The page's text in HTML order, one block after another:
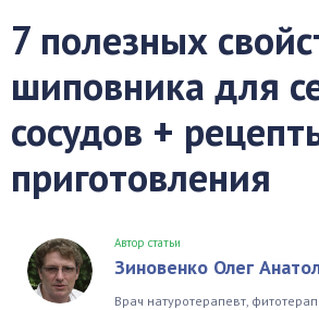
7 полезных
шиповника для
сосудов +
приготовления
Автор статьи
Зиновенко Олег
Врач натуротерапевт,